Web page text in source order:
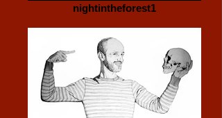
nightintheforest1